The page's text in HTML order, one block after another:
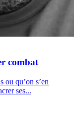
combat
ou qu’on s’en
ses...